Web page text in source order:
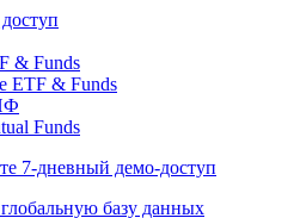
& Funds
ETF & Funds
Funds
7-дневный демо-доступ
базу данных